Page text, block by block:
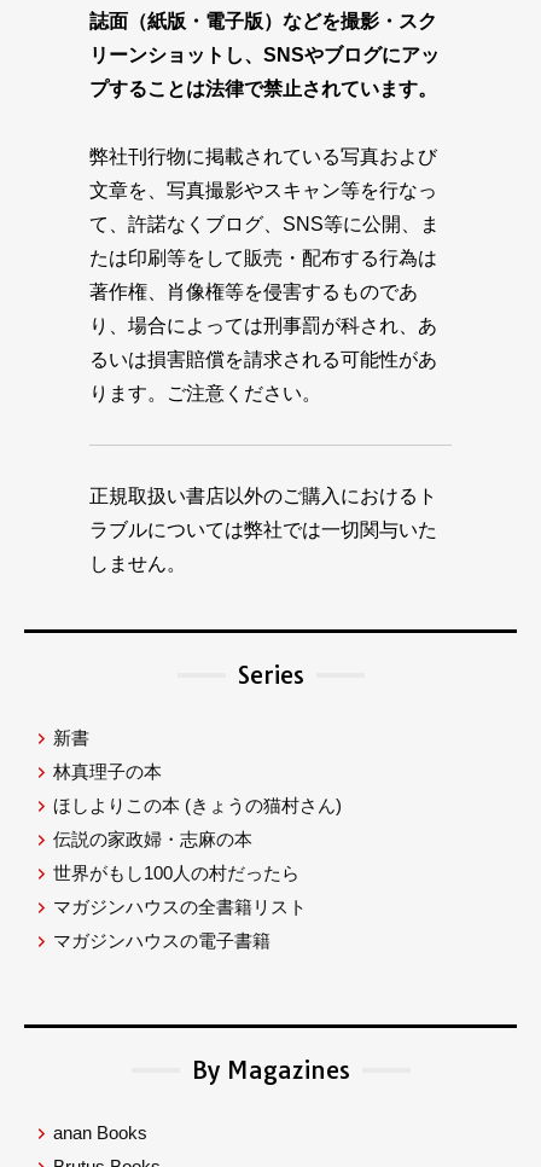
誌面（紙版・電子版）などを撮影・スク
リーンショットし、SNSやブログにアッ
プすることは法律で禁止されています。
弊社刊行物に掲載されている写真および
文章を、写真撮影やスキャン等を行なっ
て、許諾なくブログ、SNS等に公開、ま
たは印刷等をして販売・配布する行為は
著作権、肖像権等を侵害するものであ
り、場合によっては刑事罰が科され、あ
るいは損害賠償を請求される可能性があ
ります。ご注意ください。
正規取扱い書店以外のご購入におけるト
ラブルについては弊社では一切関与いた
しません。
Series
新書
林真理子の本
ほしよりこの本 (きょうの猫村さん)
伝説の家政婦・志麻の本
世界がもし100人の村だったら
マガジンハウスの全書籍リスト
マガジンハウスの電子書籍
By Magazines
anan Books